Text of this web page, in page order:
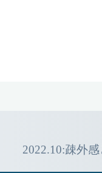
2022.10:疎外